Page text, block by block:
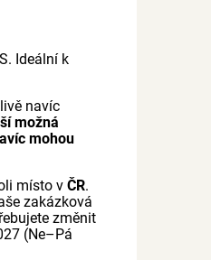
Ideální k
navíc
možná
mohou
místo vČR.
zakázková
změnit
(Ne–Pá